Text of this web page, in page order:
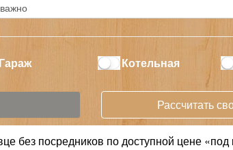
Гараж Котельная
Рассчитать
без посредников по доступной цене